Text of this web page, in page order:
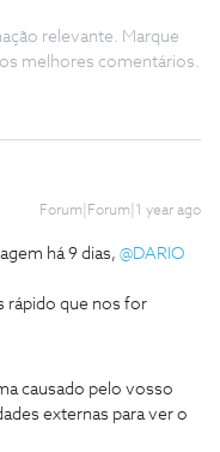
relevante. Marque
melhores comentários.
Forum|Forum|1 year ago
há 9 dias, @DARIO
rápido que nos for
causado pelo vosso
externas para ver o